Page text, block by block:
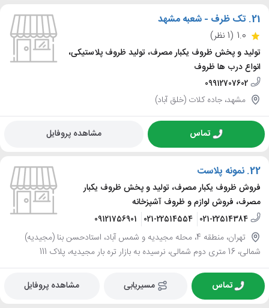
21. تک ظرف - شعبه مشهد
1.0 (1 نظر)
تولید و پخش ظروف یکبار مصرف، تولید ظروف پلاستیکی،
انواع درب ها ظروف
09912707602
مشهد، جاده کلات (خلق آباد)
تماس مشاهده پروفایل
22. نمونه پلاست
فروش ظروف یکبار مصرف، تولید و پخش ظروف یکبار
مصرف، فروش لوازم و ظروف آشپزخانه
021-22514384
021-22514554
09121756901
تهران، منطقه 4، محله مجیدیه و شمس آباد، استادحسن بنا (مجیدیه)
شمالی، 16 متری دوم شمالی، نرسیده به بازار تره بار مجیدیه، پلاک 111
تماس مسیریابی مشاهده پروفایل